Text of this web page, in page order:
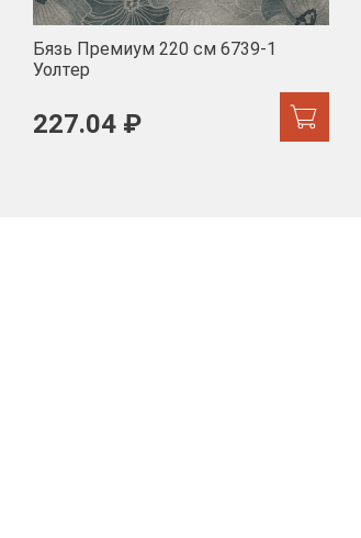
Бязь Премиум 220 см 6739-1
Уолтер
227.04 ₽